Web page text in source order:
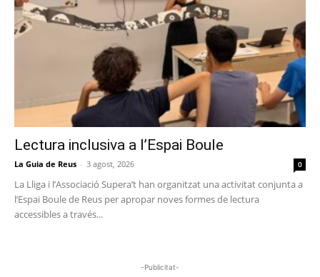
Lectura inclusiva a l’Espai Boule
La Guia de Reus - 3 agost, 2026 0
La Lliga i l’Associació Supera’t han organitzat una activitat conjunta a
l’Espai Boule de Reus per apropar noves formes de lectura
accessibles a través...
-Publicitat-